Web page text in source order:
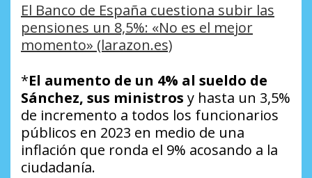
El Banco de España cuestiona subir las
pensiones un 8,5%: «No es el mejor
momento» (larazon.es)
*El aumento de un 4% al sueldo de
Sánchez, sus ministros y hasta un 3,5%
de incremento a todos los funcionarios
públicos en 2023 en medio de una
inflación que ronda el 9% acosando a la
ciudadanía.